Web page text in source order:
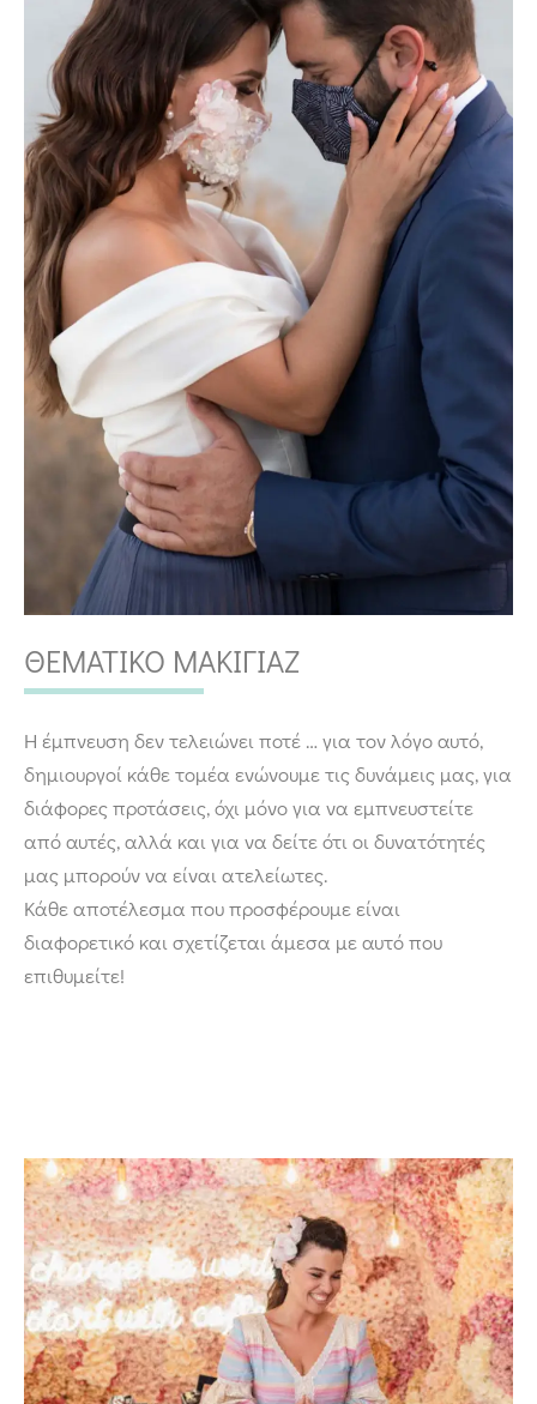
ΘΕΜΑΤΙΚΟ ΜΑΚΙΓΙΑΖ
Η έμπνευση δεν τελειώνει ποτέ … για τον λόγο αυτό,
δημιουργοί κάθε τομέα ενώνουμε τις δυνάμεις μας, για
διάφορες προτάσεις, όχι μόνο για να εμπνευστείτε
από αυτές, αλλά και για να δείτε ότι οι δυνατότητές
μας μπορούν να είναι ατελείωτες.
Κάθε αποτέλεσμα που προσφέρουμε είναι
διαφορετικό και σχετίζεται άμεσα με αυτό που
επιθυμείτε!